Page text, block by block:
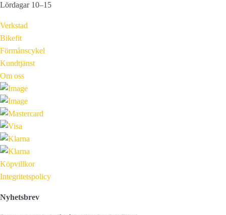
Lördagar 10–15
Verkstad
Bikefit
Förmånscykel
Kundtjänst
Om oss
Köpvillkor
Integritetspolicy
Nyhetsbrev